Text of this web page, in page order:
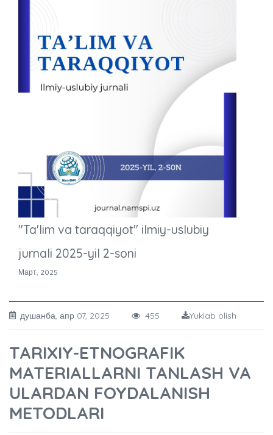
"Ta'lim va taraqqiyot" ilmiy-uslubiy
jurnali 2025-yil 2-soni
Март, 2025
душанба, апр 07, 2025 455 Yuklab olish
TARIXIY-ETNOGRAFIK
MATERIALLARNI TANLASH VA
ULARDAN FOYDALANISH
METODLARI